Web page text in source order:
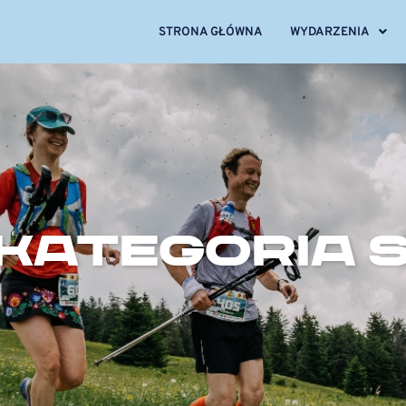
STRONA GŁÓWNA WYDARZENIA